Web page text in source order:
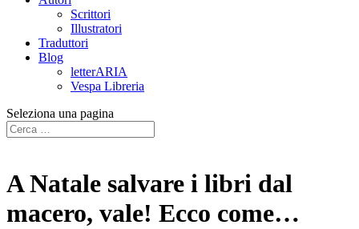
Scrittori
Illustratori
Traduttori
Blog
letterARIA
Vespa Libreria
Seleziona una pagina
A Natale salvare i libri dal
macero, vale! Ecco come…